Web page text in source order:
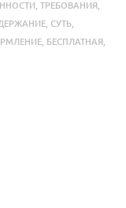
ТРЕБОВАНИЯ
СУТЬ
БЕСПЛАТНАЯ